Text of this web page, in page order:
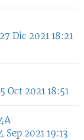
27 Dic 2021 18:21
Oct 2021 18:51
Sep 2021 19:13